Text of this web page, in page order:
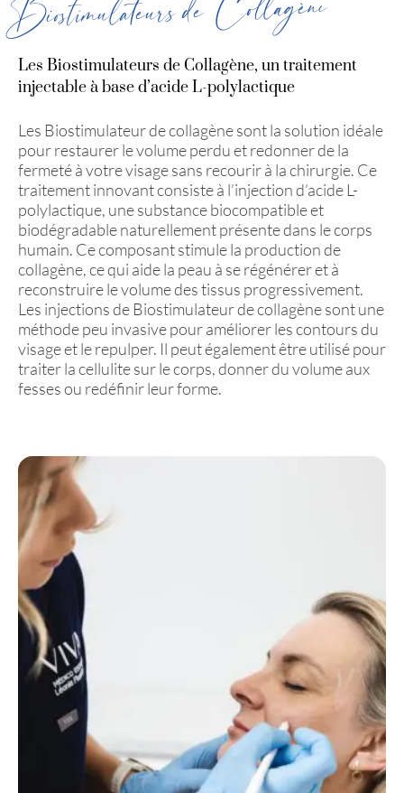
Biostimulateurs de Collagène
Les Biostimulateurs de Collagène, un traitement
injectable à base d’acide L-polylactique
Les Biostimulateur de collagène sont la solution idéale
pour restaurer le volume perdu et redonner de la
fermeté à votre visage sans recourir à la chirurgie. Ce
traitement innovant consiste à l’injection d’acide L-
polylactique, une substance biocompatible et
biodégradable naturellement présente dans le corps
humain. Ce composant stimule la production de
collagène, ce qui aide la peau à se régénérer et à
reconstruire le volume des tissus progressivement.
Les injections de Biostimulateur de collagène sont une
méthode peu invasive pour améliorer les contours du
visage et le repulper. Il peut également être utilisé pour
traiter la cellulite sur le corps, donner du volume aux
fesses ou redéfinir leur forme.